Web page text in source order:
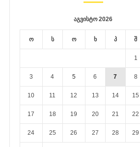
აგვისტო 2026
ო ს ო ხ პ შ
1
3 4 5 6 7 8
10 11 12 13 14 15
17 18 19 20 21 22
24 25 26 27 28 29